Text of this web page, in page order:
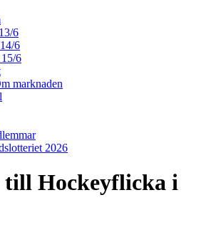
6
6
6
marknaden
2026
till Hockeyflicka i